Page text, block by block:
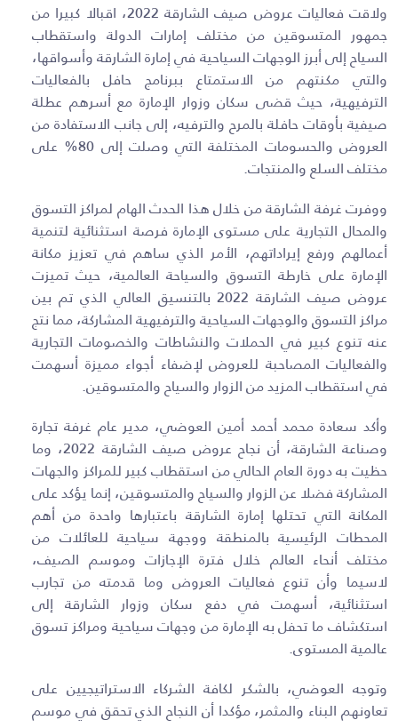
ولاقت فعاليات عروض صيف الشارقة 2022، اقبالا كبيرا من
جمهور المتسوقين من مختلف إمارات الدولة واستقطاب
السياح إلى أبرز الوجهات السياحية في إمارة الشارقة وأسواقها،
والتي مكنتهم من الاستمتاع ببرنامج حافل بالفعاليات
الترفيهية، حيث قضى سكان وزوار الإمارة مع أسرهم عطلة
صيفية بأوقات حافلة بالمرح والترفيه، إلى جانب الاستفادة من
العروض والحسومات المختلفة التي وصلت إلى 80% على
مختلف السلع والمنتجات.
ووفرت غرفة الشارقة من خلال هذا الحدث الهام لمراكز التسوق
والمحال التجارية على مستوى الإمارة فرصة استثنائية لتنمية
أعمالهم ورفع إيراداتهم، الأمر الذي ساهم في تعزيز مكانة
الإمارة على خارطة التسوق والسياحة العالمية، حيث تميزت
عروض صيف الشارقة 2022 بالتنسيق العالي الذي تم بين
مراكز التسوق والوجهات السياحية والترفيهية المشاركة، مما نتج
عنه تنوع كبير في الحملات والنشاطات والخصومات التجارية
والفعاليات المصاحبة للعروض لإضفاء أجواء مميزة أسهمت
في استقطاب المزيد من الزوار والسياح والمتسوقين.
وأكد سعادة محمد أحمد أمين العوضي، مدير عام غرفة تجارة
وصناعة الشارقة، أن نجاح عروض صيف الشارقة 2022، وما
حظيت به دورة العام الحالي من استقطاب كبير للمراكز والجهات
المشاركة فضلا عن الزوار والسياح والمتسوقين، إنما يؤكد على
المكانة التي تحتلها إمارة الشارقة باعتبارها واحدة من أهم
المحطات الرئيسية بالمنطقة ووجهة سياحية للعائلات من
مختلف أنحاء العالم خلال فترة الإجازات وموسم الصيف،
لاسيما وأن تنوع فعاليات العروض وما قدمته من تجارب
استثنائية، أسهمت في دفع سكان وزوار الشارقة إلى
استكشاف ما تحفل به الإمارة من وجهات سياحية ومراكز تسوق
عالمية المستوى.
وتوجه العوضي، بالشكر لكافة الشركاء الاستراتيجيين على
تعاونهم البناء والمثمر، مؤكدا أن النجاح الذي تحقق في موسم